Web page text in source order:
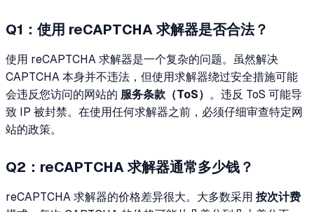
Q1：使用 reCAPTCHA 求解器是否合法？
使用 reCAPTCHA 求解器是一个复杂的问题。虽然解决
CAPTCHA 本身并不违法，但使用求解器绕过安全措施可能
会违反您访问的网站的 服务条款（ToS） 。违反 ToS 可能导
致 IP 被封禁。在使用任何求解器之前，必须仔细审查特定网
站的政策。
Q2：reCAPTCHA 求解器通常多少钱？
reCAPTCHA 求解器的价格差异很大。大多数采用 按次计费